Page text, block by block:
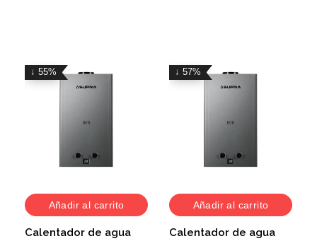
↓ 55%
Añadir al carrito
Calentador de agua
↓ 57%
Añadir al carrito
Calentador de agua